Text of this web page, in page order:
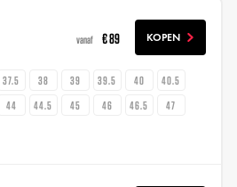
vanaf € 89 KOPEN
37.5 38 39 39.5 40
40.5
44 44.5 45 46 46.5
47